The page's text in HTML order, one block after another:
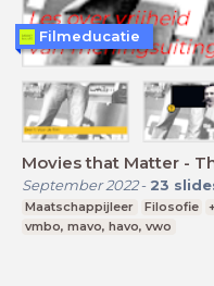
Movies that Matter -
September 2022- 23
Maatschappijleer Filosofie
vmbo, mavo, havo, vwo
Filmeducatie